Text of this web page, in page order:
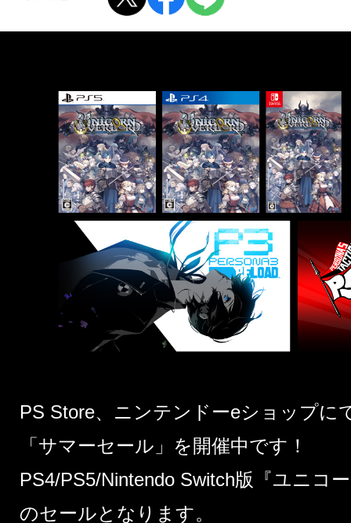
PS Store、ニンテンドーeショップに
「サマーセール」を開催中です！​
PS4/PS5/Nintendo Switch版『ユニコ
のセールとなります。​